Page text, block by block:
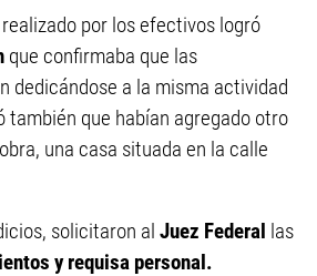
por los efectivos logró
que confirmaba que las
dedicándose a la misma actividad
también que habían agregado otro
una casa situada en la calle
solicitaron al Juez Federal las
y requisa personal.